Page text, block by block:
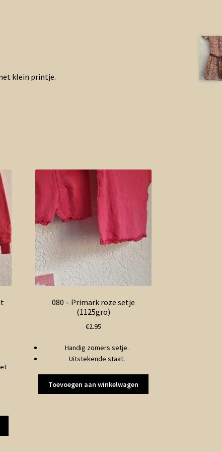
klein printje.
080 – Primark roze setje
(1125gro)
€2.95
Handig zomers setje.
Uitstekende staat.
Toevoegen aan winkelwagen